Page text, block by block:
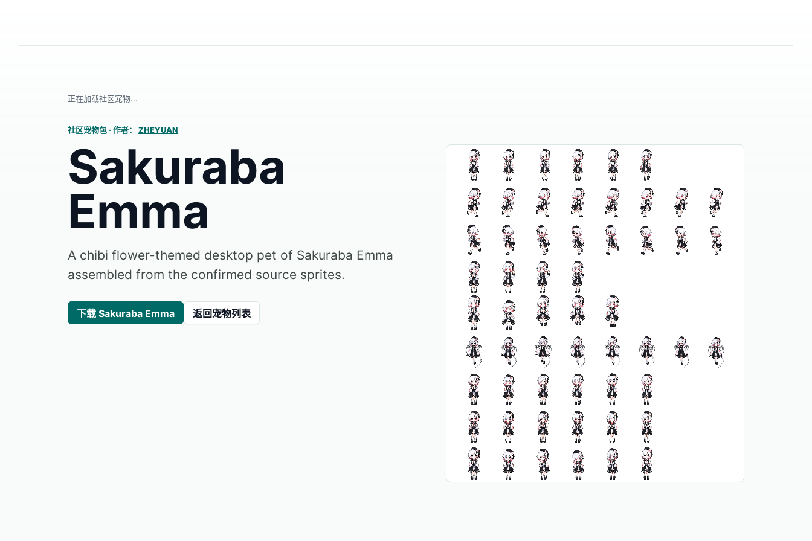
正在加载社区宠物...
社区宠物包 · 作者： ZHEYUAN
Sakuraba
Emma
A chibi flower-themed desktop pet of Sakuraba Emma
assembled from the confirmed source sprites.
下载 Sakuraba Emma 返回宠物列表